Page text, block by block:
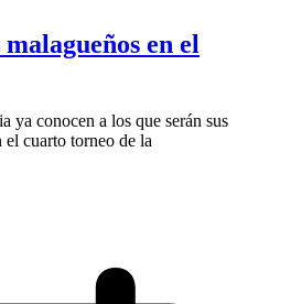
en el
ya conocen a los que serán sus
el cuarto torneo de la